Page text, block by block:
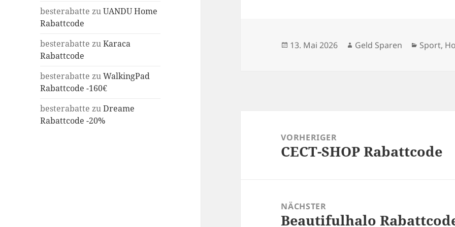
besterabatte zuUANDU Home
Rabattcode
besterabatte zuKaraca
Rabattcode
besterabatte zuWalkingPad
Rabattcode -160€
besterabatte zuDreame
Rabattcode -20%
Veröffentlicht
13. Mai 2026 Autor
Geld Sparen Sport,
VORHERIGER
Vorheriger
CECT-SHOP Rabattcode
NÄCHSTER
Nächster
Beautifulhalo